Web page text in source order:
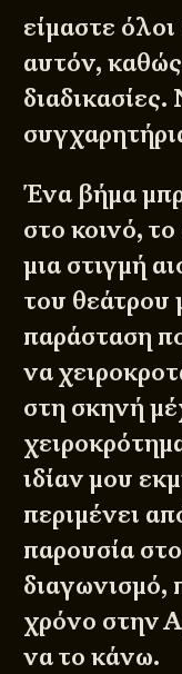
είμαστε
αυτόν,
Ένα βήμα
στο κοινό,
μια στιγμή
του θεάτρου
παράσταση
να
στη σκηνή
ιδίαν μου
περιμένει
παρουσία
διαγωνισμό,
χρόνο στην
να το κάνω.